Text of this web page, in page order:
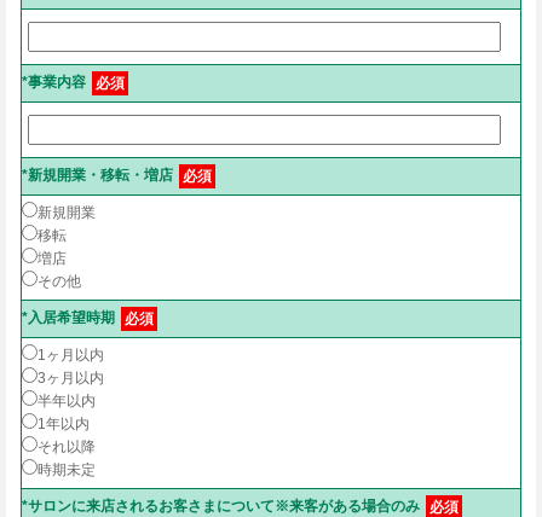
*事業内容 必須
*新規開業・移転・増店 必須
新規開業
移転
増店
その他
*入居希望時期 必須
1ヶ月以内
3ヶ月以内
半年以内
1年以内
それ以降
時期未定
*サロンに来店されるお客さまについて※来客がある場合のみ 必須